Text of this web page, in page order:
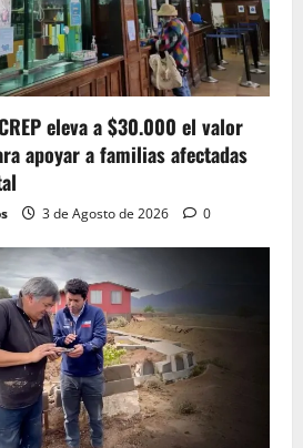
eleva a $30.000 el valor
apoyar a familias afectadas
3 de Agosto de 2026 0